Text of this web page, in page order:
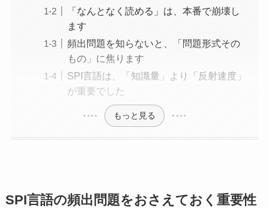
「なんとなく読める」は、本番で崩壊し
ます
頻出問題を知らないと、「問題形式その
もの」に焦ります
SPI言語は、「知識量」より「反射速度」
が重要でした
もっと見る
SPI言語の頻出問題をおさえておく重要性